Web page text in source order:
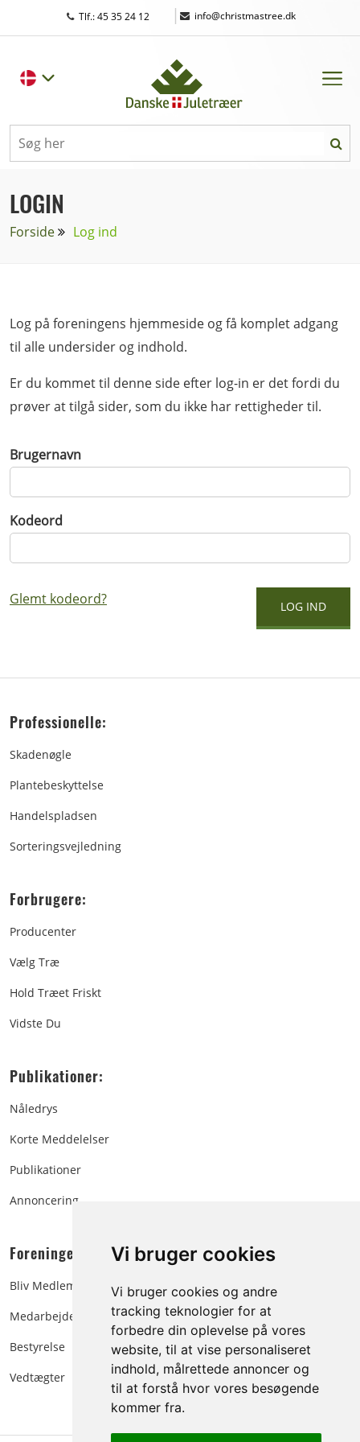
Vi bruger cookies
Vi bruger cookies og andre
tracking teknologier for at
forbedre din oplevelse på vores
website, til at vise personaliseret
indhold, målrettede annoncer og
til at forstå hvor vores besøgende
kommer fra.
Tlf.: 45 35 24 12 | info@christmastree.dk
LOGIN
Forside Log ind
Log på foreningens hjemmeside og få komplet adgang
til alle undersider og indhold.
Er du kommet til denne side efter log-in er det fordi du
prøver at tilgå sider, som du ikke har rettigheder til.
Brugernavn
Kodeord
Glemt kodeord?
Professionelle:
Skadenøgle
Plantebeskyttelse
Handelspladsen
Sorteringsvejledning
Forbrugere:
Producenter
Vælg Træ
Hold Træet Friskt
Vidste Du
Publikationer:
Nåledrys
Korte Meddelelser
Publikationer
Annoncering
Foreningen:
Bliv Medlem
Medarbejdere
Bestyrelse
Vedtægter